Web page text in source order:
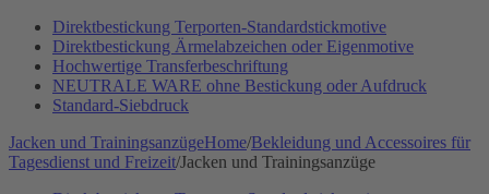
Direktbestickung Terporten-Standardstickmotive
Direktbestickung Ärmelabzeichen oder Eigenmotive
Hochwertige Transferbeschriftung
NEUTRALE WARE ohne Bestickung oder Aufdruck
Standard-Siebdruck
Jacken und TrainingsanzügeHome/Bekleidung und Accessoires für
Tagesdienst und Freizeit/Jacken und Trainingsanzüge